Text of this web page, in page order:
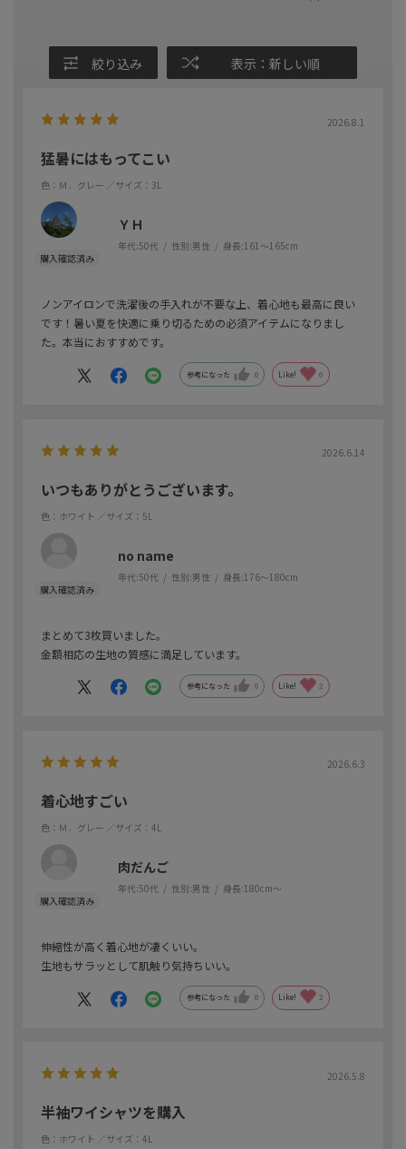
絞り込み 表示：新しい順
2026.8.1
猛暑にはもってこい
色：Ｍ．グレー ／サイズ：3L
ＹＨ
年代:50代 性別:男性 身長:161～165cm
ノンアイロンで洗濯後の手入れが不要な上、着心地も最高に良い
です！暑い夏を快適に乗り切るための必須アイテムになりまし
た。本当におすすめです。
参考になった 0 Like! 0
2026.6.14
いつもありがとうございます。
色：ホワイト ／サイズ：5L
no name
年代:50代 性別:男性 身長:176～180cm
まとめて3枚買いました。
金額相応の生地の質感に満足しています。
参考になった 0 Like! 2
2026.6.3
着心地すごい
色：Ｍ．グレー ／サイズ：4L
肉だんご
年代:50代 性別:男性 身長:180cm～
伸縮性が高く着心地が凄くいい。
生地もサラッとして肌触り気持ちいい。
参考になった 0 Like! 2
2026.5.8
半袖ワイシャツを購入
色：ホワイト ／サイズ：4L